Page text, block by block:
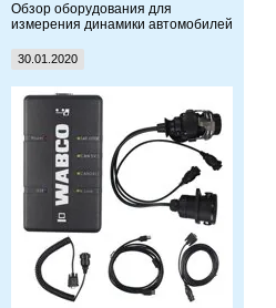
Обзор оборудования для
измерения динамики автомобилей
30.01.2020